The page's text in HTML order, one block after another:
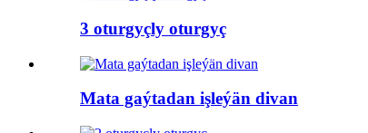
3 oturgyçly oturgyç
Mata gaýtadan işleýän divan